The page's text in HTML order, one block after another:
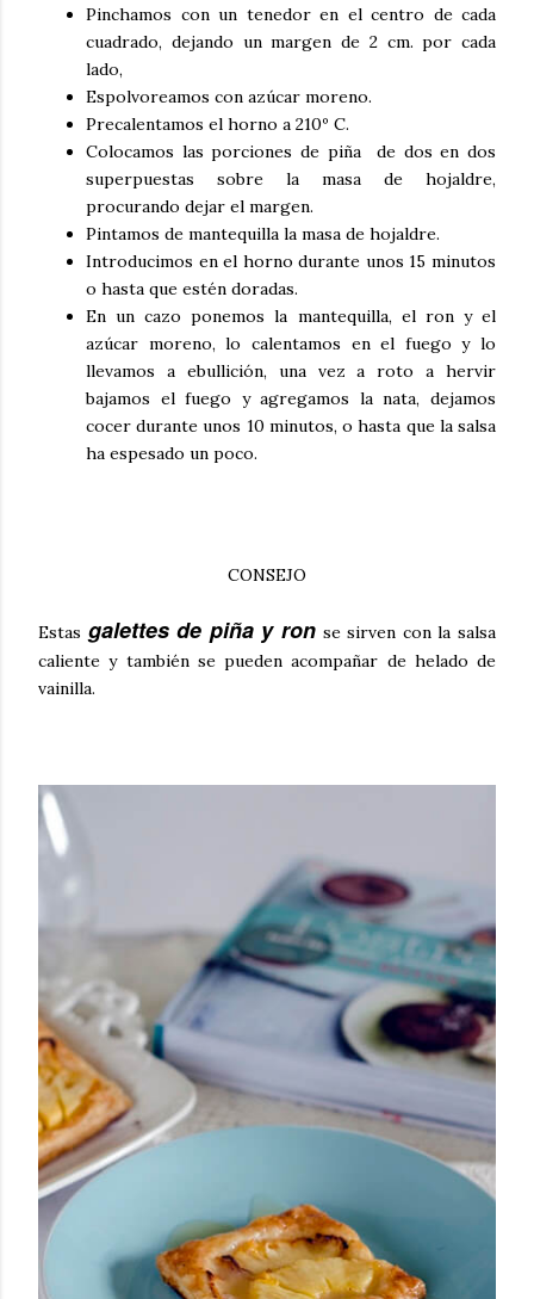
Pinchamos con un tenedor en el centro de cada
cuadrado, dejando un margen de 2 cm. por cada
lado,
Espolvoreamos con azúcar moreno.
Precalentamos el horno a 210º C.
Colocamos las porciones de piña de dos en dos
superpuestas sobre la masa de hojaldre,
procurando dejar el margen.
Pintamos de mantequilla la masa de hojaldre.
Introducimos en el horno durante unos 15 minutos
o hasta que estén doradas.
En un cazo ponemos la mantequilla, el ron y el
azúcar moreno, lo calentamos en el fuego y lo
llevamos a ebullición, una vez a roto a hervir
bajamos el fuego y agregamos la nata, dejamos
cocer durante unos 10 minutos, o hasta que la salsa
ha espesado un poco.
CONSEJO
Estas galettes de piña y ron se sirven con la salsa
caliente y también se pueden acompañar de helado de
vainilla.